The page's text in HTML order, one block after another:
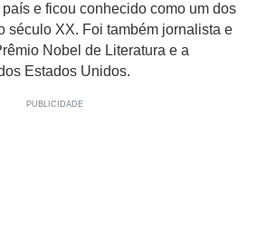
e ficou conhecido como um dos
século XX. Foi também jornalista e
Nobel de Literatura e a
Estados Unidos.